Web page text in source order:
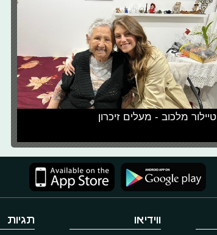
טיילור מלכוב - מעלים זיכרון
ווידיאו תגיות